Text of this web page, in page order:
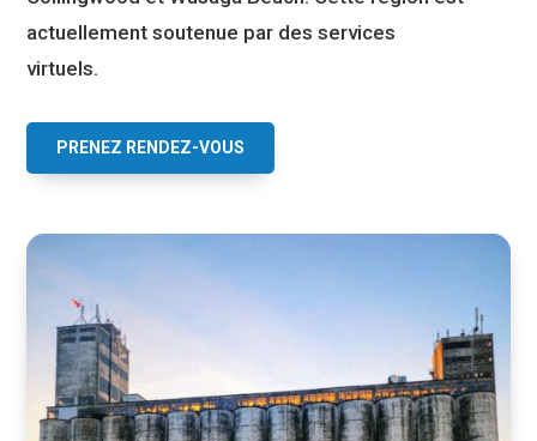
actuellement soutenue par des services
virtuels.
PRENEZ RENDEZ-VOUS